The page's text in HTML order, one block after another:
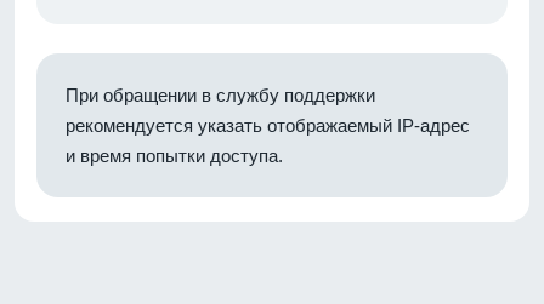
При обращении в службу поддержки
рекомендуется указать отображаемый IP-адрес
и время попытки доступа.